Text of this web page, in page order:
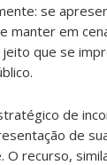
se
manter em
que se
de
de
O recurso,